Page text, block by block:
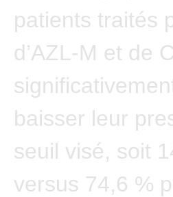
patients traités
d’AZL-M et de
baisser leur
seuil visé, soit
versus 74,6 %